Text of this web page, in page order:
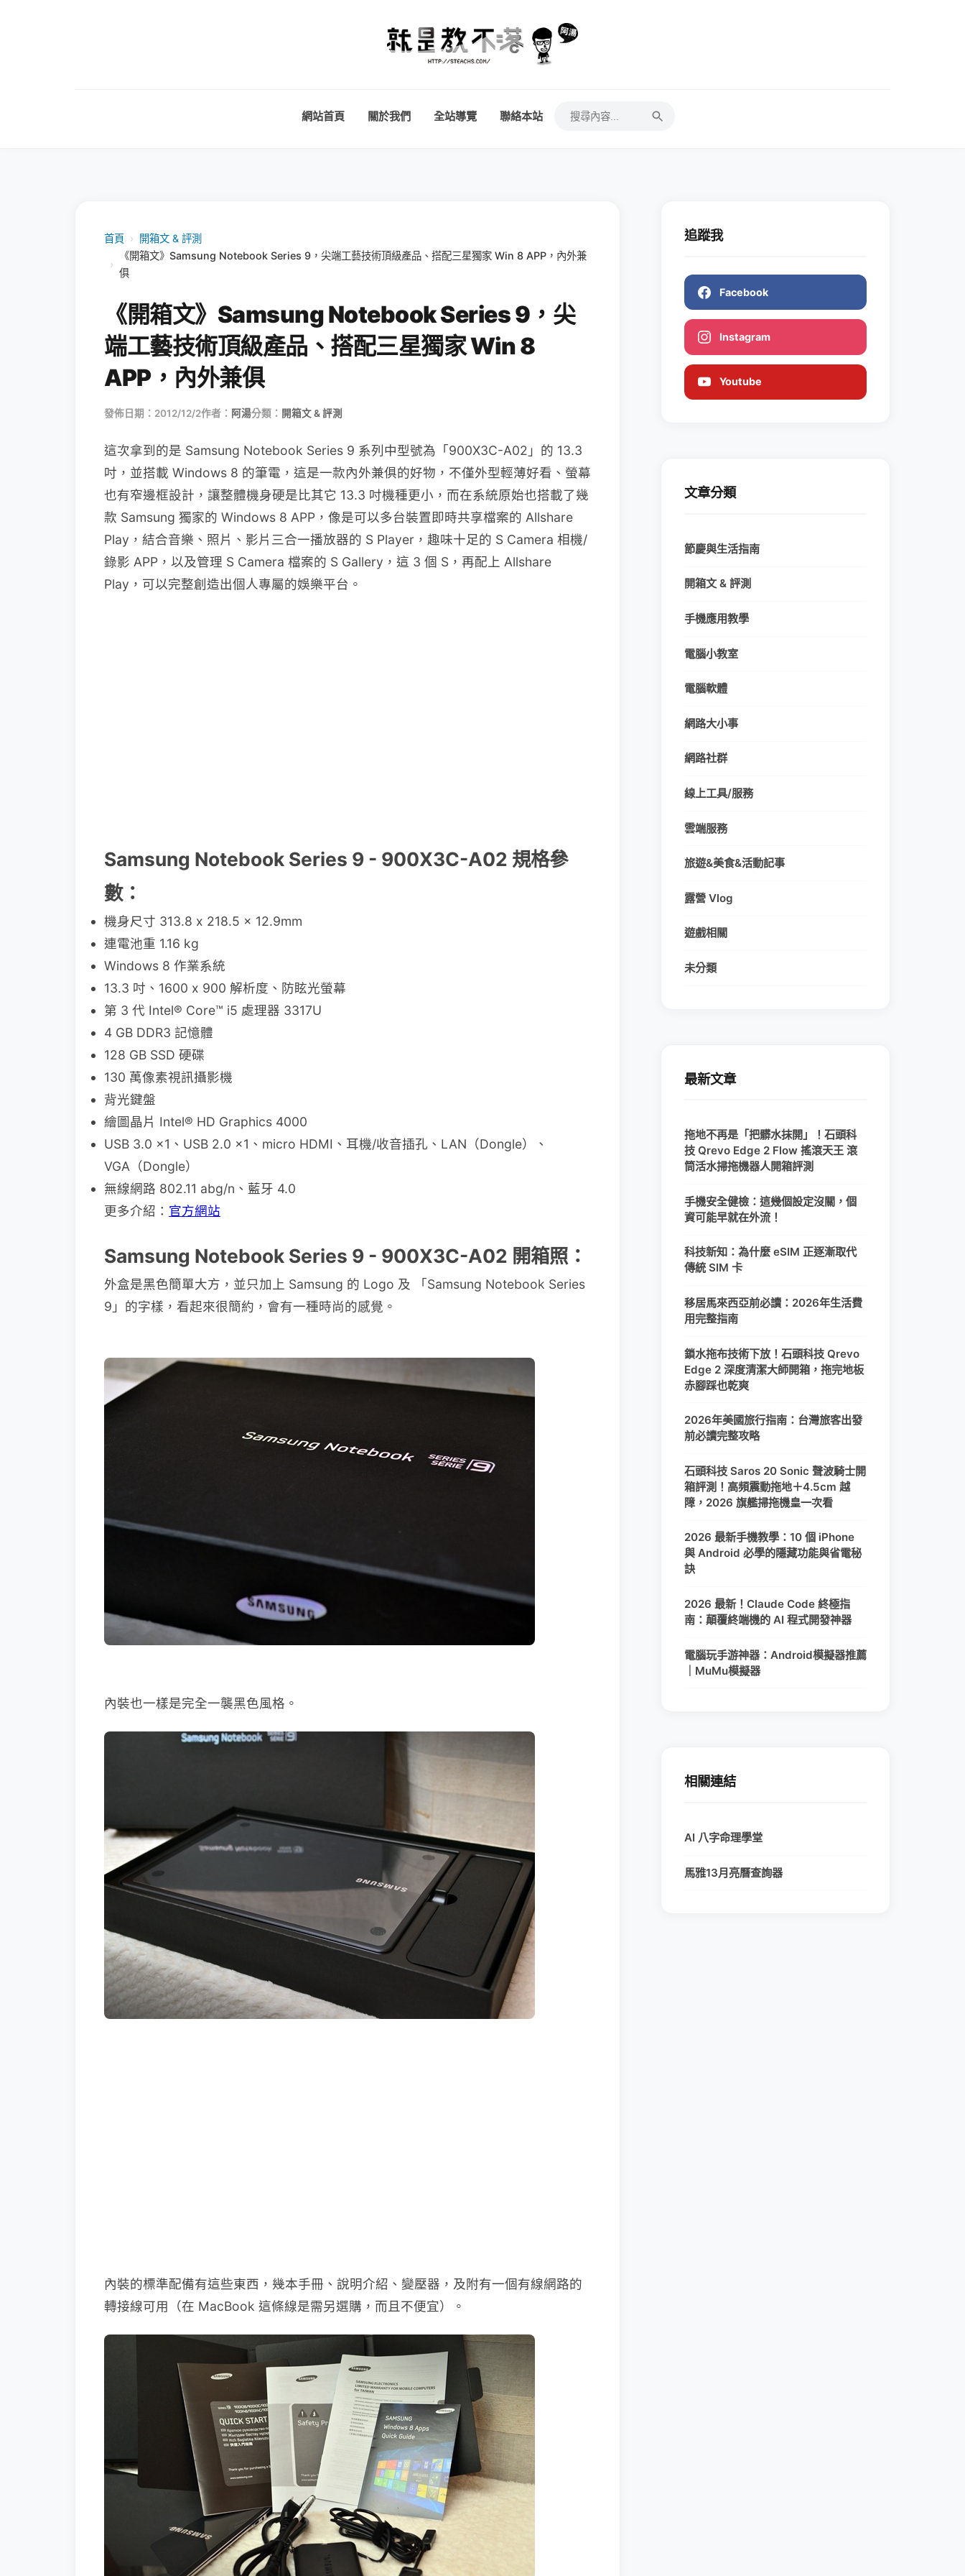
網站首頁 關於我們 全站導覽 聯絡本站
首頁 › 開箱文 & 評測
›
《開箱文》Samsung Notebook Series 9，尖端工藝技術頂級產品、搭配三星獨家 Win 8 APP，內外兼
俱
《開箱文》Samsung Notebook Series 9，尖
端工藝技術頂級產品、搭配三星獨家 Win 8
APP，內外兼俱
發佈日期：2012/12/2作者： 阿湯分類： 開箱文 & 評測
這次拿到的是 Samsung Notebook Series 9 系列中型號為「900X3C-A02」的 13.3
吋，並搭載 Windows 8 的筆電，這是一款內外兼俱的好物，不僅外型輕薄好看、螢幕
也有窄邊框設計，讓整體機身硬是比其它 13.3 吋機種更小，而在系統原始也搭載了幾
款 Samsung 獨家的 Windows 8 APP，像是可以多台裝置即時共享檔案的 Allshare
Play，結合音樂、照片、影片三合一播放器的 S Player，趣味十足的 S Camera 相機/
錄影 APP，以及管理 S Camera 檔案的 S Gallery，這 3 個 S，再配上 Allshare
Play，可以完整創造出個人專屬的娛樂平台。
Samsung Notebook Series 9 - 900X3C-A02 規格參
數：
機身尺寸 313.8 x 218.5 x 12.9mm
連電池重 1.16 kg
Windows 8 作業系統
13.3 吋、1600 x 900 解析度、防眩光螢幕
第 3 代 Intel® Core™ i5 處理器 3317U
4 GB DDR3 記憶體
128 GB SSD 硬碟
130 萬像素視訊攝影機
背光鍵盤
繪圖晶片 Intel® HD Graphics 4000
USB 3.0 x1、USB 2.0 x1、micro HDMI、耳機/收音插孔、LAN（Dongle）、
VGA（Dongle）
無線網路 802.11 abg/n、藍牙 4.0
更多介紹： 官方網站
Samsung Notebook Series 9 - 900X3C-A02 開箱照：
外盒是黑色簡單大方，並只加上 Samsung 的 Logo 及 「Samsung Notebook Series
9」的字樣，看起來很簡約，會有一種時尚的感覺。
內裝也一樣是完全一襲黑色風格。
內裝的標準配備有這些東西，幾本手冊、說明介紹、變壓器，及附有一個有線網路的
轉接線可用（在 MacBook 這條線是需另選購，而且不便宜）。
追蹤我
Facebook
Instagram
Youtube
文章分類
節慶與生活指南
開箱文 & 評測
手機應用教學
電腦小教室
電腦軟體
網路大小事
網路社群
線上工具/服務
雲端服務
旅遊&美食&活動記事
露營 Vlog
遊戲相關
未分類
最新文章
拖地不再是「把髒水抹開」！石頭科
技 Qrevo Edge 2 Flow 搖滾天王 滾
筒活水掃拖機器人開箱評測
手機安全健檢：這幾個設定沒關，個
資可能早就在外流！
科技新知：為什麼 eSIM 正逐漸取代
傳統 SIM 卡
移居馬來西亞前必讀：2026年生活費
用完整指南
鎖水拖布技術下放！石頭科技 Qrevo
Edge 2 深度清潔大師開箱，拖完地板
赤腳踩也乾爽
2026年美國旅行指南：台灣旅客出發
前必讀完整攻略
石頭科技 Saros 20 Sonic 聲波騎士開
箱評測！高頻震動拖地＋4.5cm 越
障，2026 旗艦掃拖機皇一次看
2026 最新手機教學：10 個 iPhone
與 Android 必學的隱藏功能與省電秘
訣
2026 最新！Claude Code 終極指
南：顛覆終端機的 AI 程式開發神器
電腦玩手游神器：Android模擬器推薦
｜MuMu模擬器
相關連結
AI 八字命理學堂
馬雅13月亮曆查詢器